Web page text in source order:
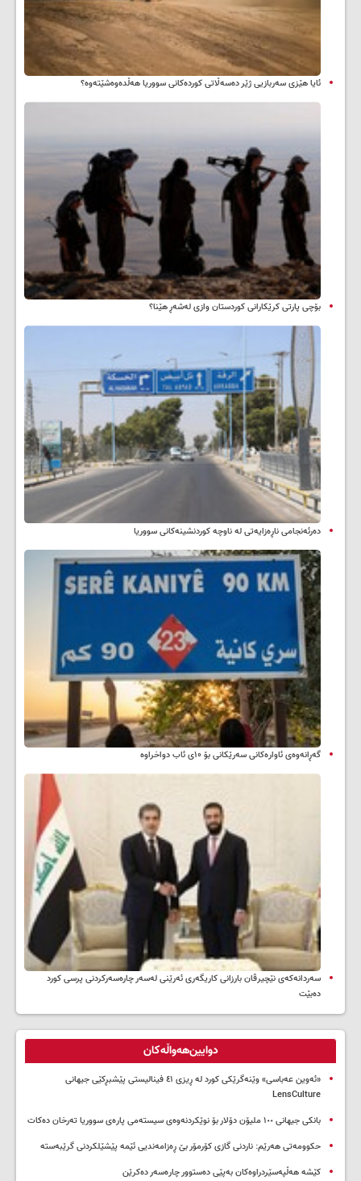
ئایا هێزی سەربازیی ژێر دەسەڵاتی کوردەکانی سووریا هەڵدەوەشێتەوە؟
بۆچی پارتی کرێکارانی کوردستان وازی لەشەڕ هێنا؟
دەرئەنجامی ناڕەزایەتی لە ناوچە کوردنشینەکانی سووریا
گەڕانەوەی ئاوارەکانی سەرێکانی بۆ ۱۰ی ئاب دواخراوە
سه‌ردانه‌کەی نێچیرڤان بارزانی كاریگه‌ری ئه‌رێنی له‌سه‌ر چاره‌سه‌ركردنی پرسی كورد
ده‌بێت
دوایین‌هەواڵەکان
«ئەوین عەباسی» وێنەگرێکی کورد لە ڕیزی ٤١ فینالیستی پێشبڕکێی جیهانی
LensCulture
بانکی جیهانی ١٠٠ ملیۆن دۆلار بۆ نوێکردنەوەی سیستەمی پارەی سووریا تەرخان دەکات
حکوومەتی هەرێم: ناردنی گازی کۆرمۆر بێ ڕەزامەندیی ئێمە پێشێلکردنی گرێبەستە
کێشە هەڵپەسێردراوەکان بەپێی دەستوور چارەسەر دەکرێن